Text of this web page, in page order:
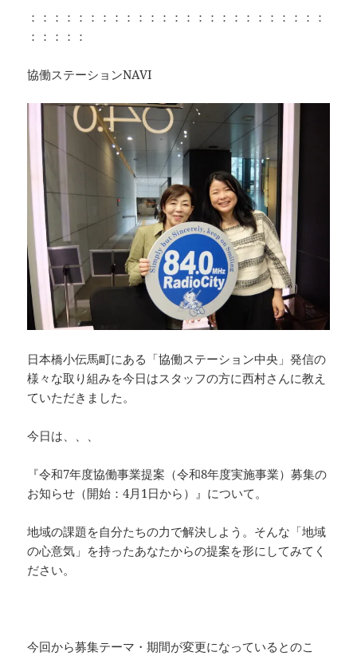
：：：：：：：：：：：：：：：：：：：：：：：：：
：：：：：
協働ステーションNAVI
日本橋小伝馬町にある「協働ステーション中央」発信の
様々な取り組みを今日はスタッフの方に西村さんに教え
ていただきました。
今日は、、、
『令和7年度協働事業提案（令和8年度実施事業）募集の
お知らせ（開始：4月1日から）』について。
地域の課題を自分たちの力で解決しよう。そんな「地域
の心意気」を持ったあなたからの提案を形にしてみてく
ださい。
今回から募集テーマ・期間が変更になっているとのこ